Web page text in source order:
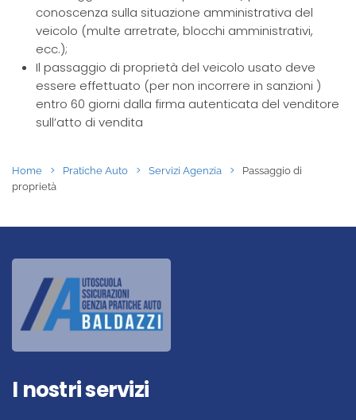
conoscenza sulla situazione amministrativa del
veicolo (multe arretrate, blocchi amministrativi,
ecc.);
Il passaggio di proprietà del veicolo usato deve
essere effettuato (per non incorrere in sanzioni )
entro 60 giorni dalla firma autenticata del venditore
sull’atto di vendita
Home Pratiche Auto Servizi Agenzia
Passaggio di
proprietà
I nostri servizi